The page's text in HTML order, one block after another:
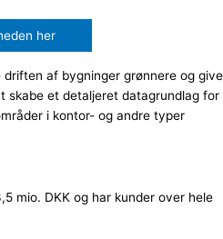
her
af bygninger grønnere og give
skabe et detaljeret datagrundlag for
i kontor- og andre typer
mio. DKK og har kunder over hele